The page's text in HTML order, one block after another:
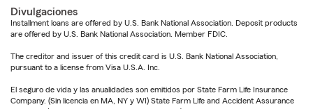
Divulgaciones
Installment loans are offered by U.S. Bank National Association. Deposit products
are offered by U.S. Bank National Association. Member FDIC.
The creditor and issuer of this credit card is U.S. Bank National Association,
pursuant to a license from Visa U.S.A. Inc.
El seguro de vida y las anualidades son emitidos por State Farm Life Insurance
Company. (Sin licencia en MA, NY y WI) State Farm Life and Accident Assurance